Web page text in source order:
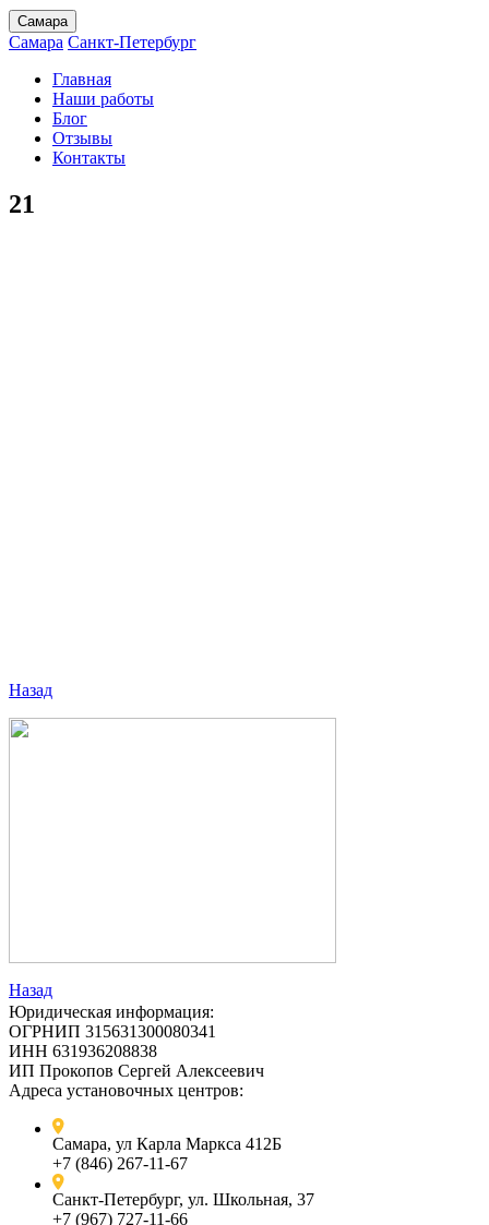
Самара
Самара Санкт-Петербург
Главная
Наши работы
Блог
Отзывы
Контакты
21
Назад
Назад
Юридическая информация:
ОГРНИП 315631300080341
ИНН 631936208838
ИП Прокопов Сергей Алексеевич
Адреса установочных центров:
Самара, ул Карла Маркса 412Б
+7 (846) 267-11-67
Санкт-Петербург, ул. Школьная, 37
+7 (967) 727-11-66